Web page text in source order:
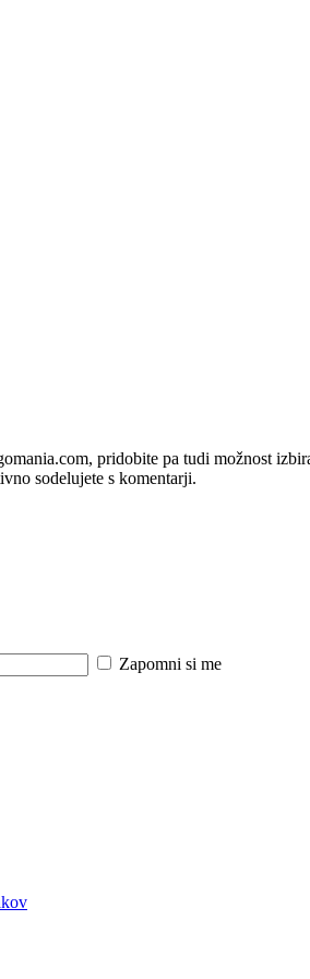
pridobite pa tudi možnost
sodelujete s komentarji.
Zapomni si me